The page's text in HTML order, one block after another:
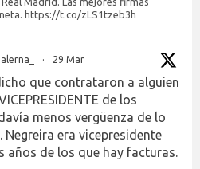
https://t.co/zLS1tzeb3h
· 29 Mar
que contrataron a alguien
de los
menos vergüenza de lo
Negreira era vicepresidente
años de los que hay facturas.